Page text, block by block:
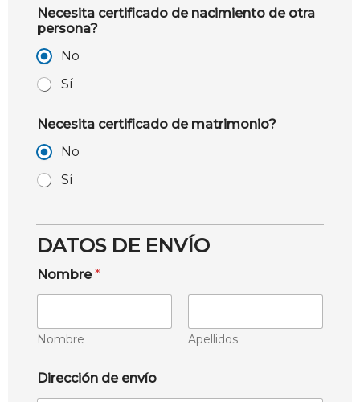
Necesita certificado de nacimiento de otra
persona?
No
Sí
Necesita certificado de matrimonio?
No
Sí
DATOS DE ENVÍO
Nombre*
Nombre Apellidos
Dirección de envío